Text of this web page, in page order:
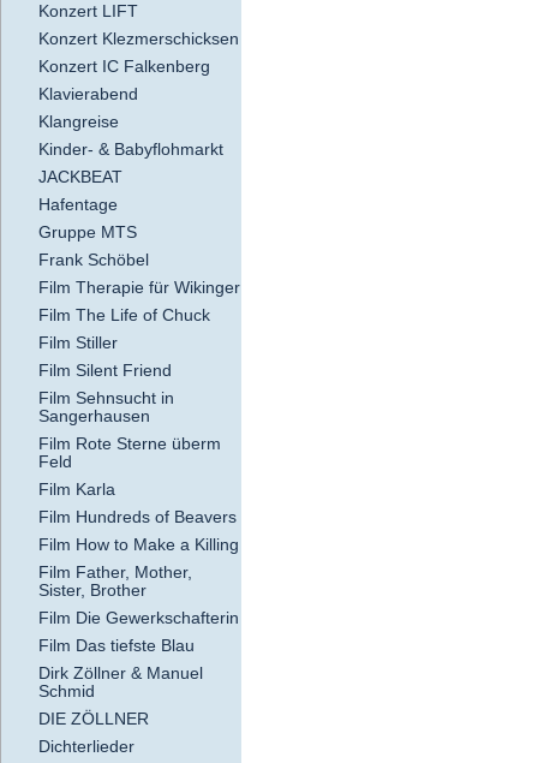
Konzert LIFT
Konzert Klezmerschicksen
Konzert IC Falkenberg
Klavierabend
Klangreise
Kinder- & Babyflohmarkt
JACKBEAT
Hafentage
Gruppe MTS
Frank Schöbel
Film Therapie für Wikinger
Film The Life of Chuck
Film Stiller
Film Silent Friend
Film Sehnsucht in
Sangerhausen
Film Rote Sterne überm
Feld
Film Karla
Film Hundreds of Beavers
Film How to Make a Killing
Film Father, Mother,
Sister, Brother
Film Die Gewerkschafterin
Film Das tiefste Blau
Dirk Zöllner & Manuel
Schmid
DIE ZÖLLNER
Dichterlieder